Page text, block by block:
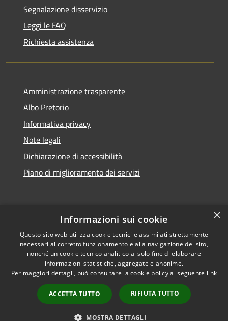
Segnalazione disservizio
Leggi le FAQ
Richiesta assistenza
Amministrazione trasparente
Albo Pretorio
Informativa privacy
Note legali
Dichiarazione di accessibilità
Piano di miglioramento dei servizi
Accessibilità
Privacy
Mappa del sito
Comune convenzionato
Astigov
Progetto|Convenzione
Adesioni
•Accesso redazione
×
Informazioni sui cookie
Questo sito web utilizza cookie tecnici e assimilati strettamente
necessari al corretto funzionamento e alla navigazione del sito,
nonché un cookie tecnico analitico al solo fine di elaborare
informazioni statistiche, aggregate e anonime.
Per maggiori dettagli, può consultare la cookie policy al seguente link
ACCETTA TUTTO RIFIUTA TUTTO
MOSTRA DETTAGLI